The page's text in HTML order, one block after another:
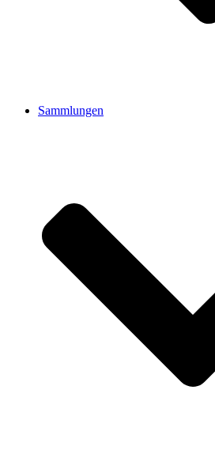
Sammlungen